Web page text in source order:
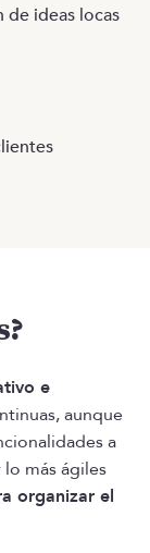
de ideas locas
e
aunque
a
más ágiles
organizar el